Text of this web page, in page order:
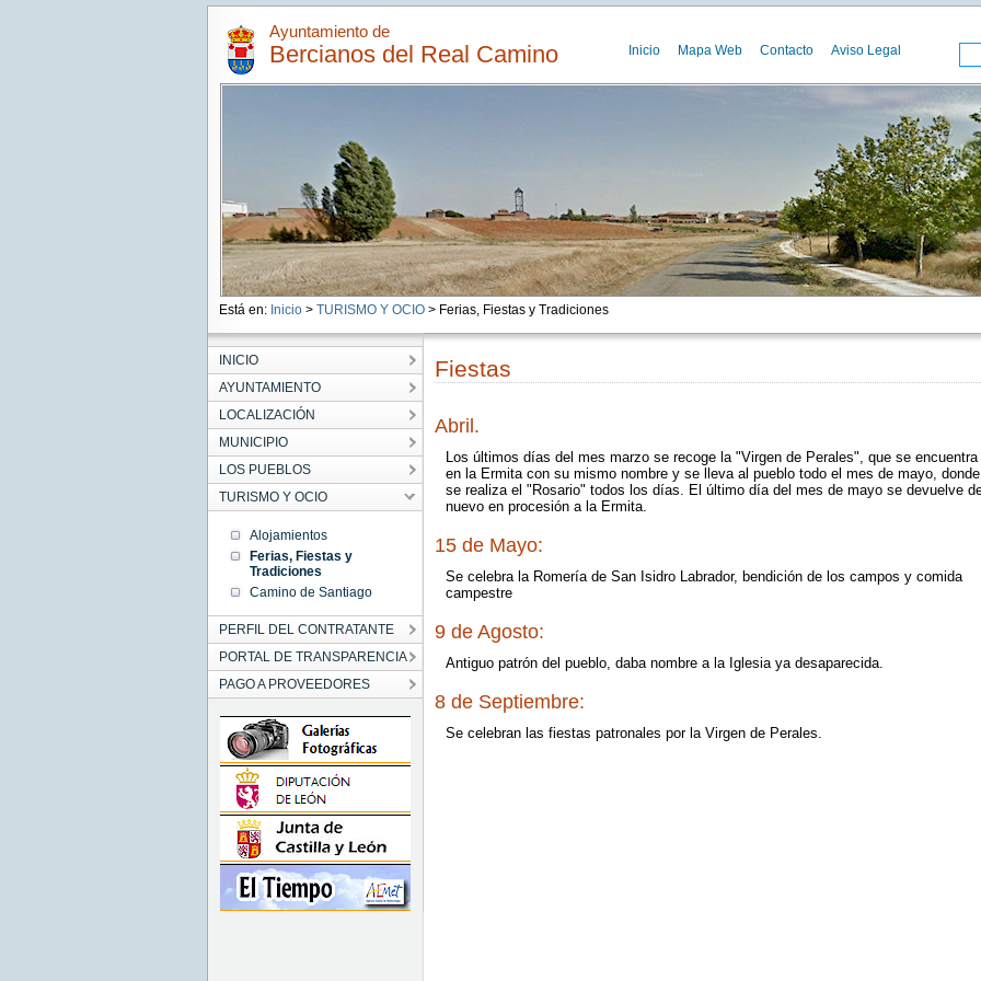
Ayuntamiento de
Bercianos del Real Camino Inicio Mapa Web Contacto Aviso Legal
Está en: Inicio > TURISMO Y OCIO> Ferias, Fiestas y Tradiciones
INICIO
AYUNTAMIENTO
LOCALIZACIÓN
MUNICIPIO
LOS PUEBLOS
TURISMO Y OCIO
Alojamientos
Ferias, Fiestas y
Tradiciones
Camino de Santiago
PERFIL DEL CONTRATANTE
PORTAL DE TRANSPARENCIA
PAGO A PROVEEDORES
Fiestas
Abril.
Los últimos días del mes marzo se recoge la "Virgen de Perales", que se encuentra
en la Ermita con su mismo nombre y se lleva al pueblo todo el mes de mayo, donde
se realiza el "Rosario" todos los días. El último día del mes de mayo se devuelve
nuevo en procesión a la Ermita.
15 de Mayo:
Se celebra la Romería de San Isidro Labrador, bendición de los campos y comida
campestre
9 de Agosto:
Antiguo patrón del pueblo, daba nombre a la Iglesia ya desaparecida.
8 de Septiembre:
Se celebran las fiestas patronales por la Virgen de Perales.